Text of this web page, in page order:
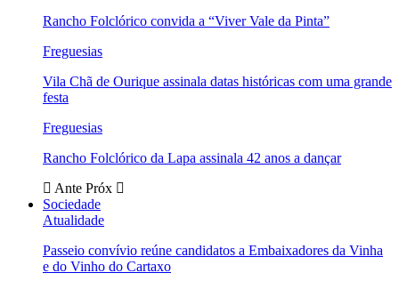
Rancho Folclórico convida a “Viver Vale da Pinta”
Freguesias
Vila Chã de Ourique assinala datas históricas com uma grande
festa
Freguesias
Rancho Folclórico da Lapa assinala 42 anos a dançar
Ante Próx
Sociedade
Atualidade
Passeio convívio reúne candidatos a Embaixadores da Vinha
e do Vinho do Cartaxo